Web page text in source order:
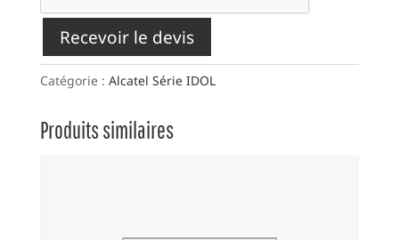
Recevoir le devis
Catégorie : Alcatel Série IDOL
Produits similaires